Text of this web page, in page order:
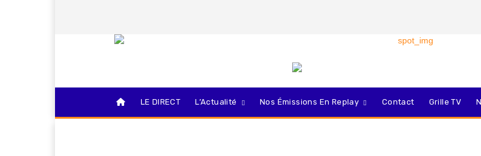
LE DIRECT L’Actualité Nos Émissions En Replay Contact Grille TV